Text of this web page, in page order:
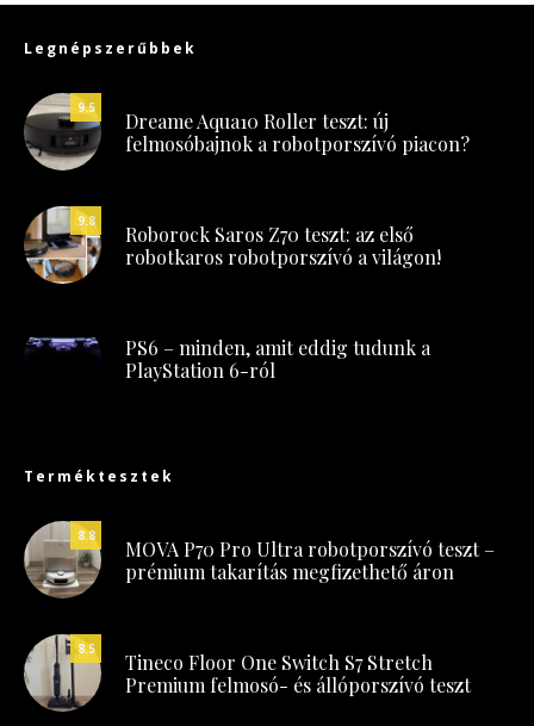
Legnépszerűbbek
9.5
Dreame Aqua10 Roller teszt: új
felmosóbajnok a robotporszívó piacon?
9.8
Roborock Saros Z70 teszt: az első
robotkaros robotporszívó a világon!
PS6 – minden, amit eddig tudunk a
PlayStation 6-ról
Terméktesztek
8.8
MOVA P70 Pro Ultra robotporszívó teszt –
prémium takarítás megfizethető áron
8.5
Tineco Floor One Switch S7 Stretch
Premium felmosó- és állóporszívó teszt